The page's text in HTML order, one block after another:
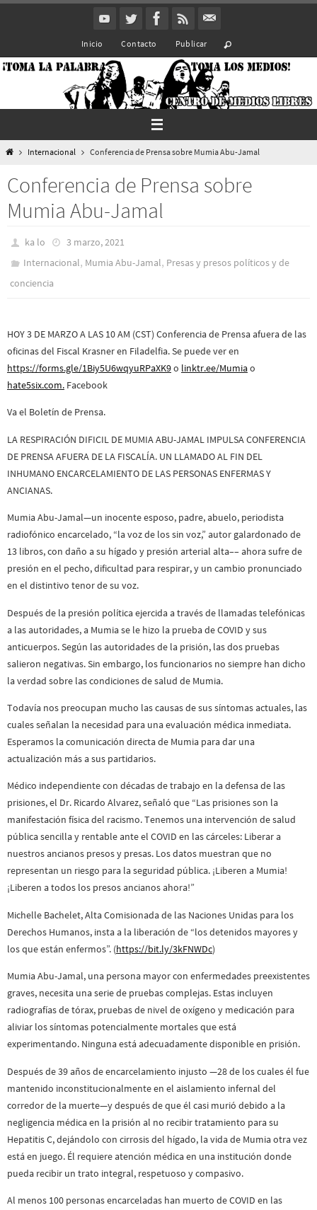
Inicio Contacto Publicar
InicioInternacional Conferencia de Prensa sobre Mumia Abu-Jamal
Conferencia de Prensa sobre
Mumia Abu-Jamal
ka lo
3 marzo, 2021
Internacional, Mumia Abu-Jamal, Presas y presos polí­ticos y de
conciencia
HOY 3 DE MARZO A LAS 10 AM (CST) Conferencia de Prensa afuera de las
oficinas del Fiscal Krasner en Filadelfia. Se puede ver en
https://forms.gle/1Biy5U6wqyuRPaXK9o linktr.ee/Mumiao
hate5six.com. Facebook
Va el Boletín de Prensa.
LA RESPIRACIÓN DIFICIL DE MUMIA ABU-JAMAL IMPULSA CONFERENCIA
DE PRENSA AFUERA DE LA FISCALÍA. UN LLAMADO AL FIN DEL
INHUMANO ENCARCELAMIENTO DE LAS PERSONAS ENFERMAS Y
ANCIANAS.
Mumia Abu-Jamal—un inocente esposo, padre, abuelo, periodista
radiofónico encarcelado, “la voz de los sin voz,” autor galardonado de
13 libros, con daño a su hígado y presión arterial alta–– ahora sufre de
presión en el pecho, dificultad para respirar, y un cambio pronunciado
en el distintivo tenor de su voz.
Después de la presión política ejercida a través de llamadas telefónicas
a las autoridades, a Mumia se le hizo la prueba de COVID y sus
anticuerpos. Según las autoridades de la prisión, las dos pruebas
salieron negativas. Sin embargo, los funcionarios no siempre han dicho
la verdad sobre las condiciones de salud de Mumia.
Todavía nos preocupan mucho las causas de sus síntomas actuales, las
cuales señalan la necesidad para una evaluación médica inmediata.
Esperamos la comunicación directa de Mumia para dar una
actualización más a sus partidarios.
Médico independiente con décadas de trabajo en la defensa de las
prisiones, el Dr. Ricardo Alvarez, señaló que “Las prisiones son la
manifestación física del racismo. Tenemos una intervención de salud
pública sencilla y rentable ante el COVID en las cárceles: Liberar a
nuestros ancianos presos y presas. Los datos muestran que no
representan un riesgo para la seguridad pública. ¡Liberen a Mumia!
¡Liberen a todos los presos ancianos ahora!”
Michelle Bachelet, Alta Comisionada de las Naciones Unidas para los
Derechos Humanos, insta a la liberación de “los detenidos mayores y
los que están enfermos”. (https://bit.ly/3kFNWDc)
Mumia Abu-Jamal, una persona mayor con enfermedades preexistentes
graves, necesita una serie de pruebas complejas. Estas incluyen
radiografías de tórax, pruebas de nivel de oxígeno y medicación para
aliviar los síntomas potencialmente mortales que está
experimentando. Ninguna está adecuadamente disponible en prisión.
Después de 39 años de encarcelamiento injusto —28 de los cuales él fue
mantenido inconstitucionalmente en el aislamiento infernal del
corredor de la muerte—y después de que él casi murió debido a la
negligencia médica en la prisión al no recibir tratamiento para su
Hepatitis C, dejándolo con cirrosis del hígado, la vida de Mumia otra vez
está en juego. Él requiere atención médica en una institución donde
pueda recibir un trato integral, respetuoso y compasivo.
Al menos 100 personas encarceladas han muerto de COVID en las